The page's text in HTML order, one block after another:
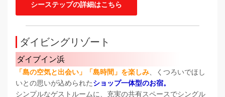
シーステップの詳細はこちら
ダイビングリゾート
ダイブイン浜
「島の空気と出会い」「島時間」を楽しみ、くつろいでほし
いとの思いが込められたショップ一体型のお宿。
シンプルなゲストルームに、充実の共有スペースでシングル